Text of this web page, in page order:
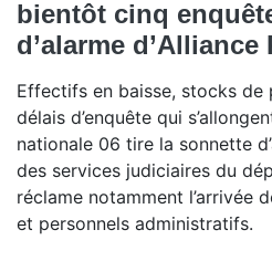
bientôt cinq
d’alarme d’Alliance
Effectifs en baisse, stocks de
délais d’enquête qui
nationale 06 tire la sonnette
des services judiciaires du
réclame notamment l’arrivée
et personnels administratifs.